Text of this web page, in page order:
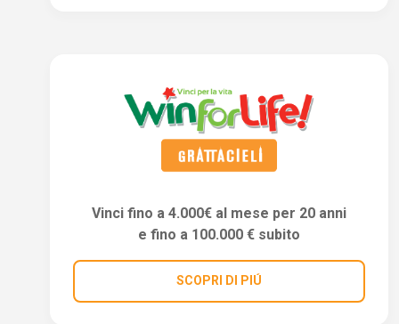
Vinci fino a 4.000€ al mese per 20 anni
e fino a 100.000 € subito
SCOPRI DI PIÚ